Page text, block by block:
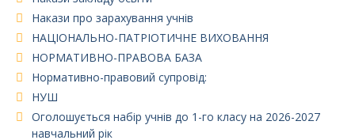
Накази про зарахування учнів
НАЦІОНАЛЬНО-ПАТРІОТИЧНЕ ВИХОВАННЯ
НОРМАТИВНО-ПРАВОВА БАЗА
Нормативно-правовий супровід:
НУШ
Оголошується набір учнів до 1-го класу на 2026-2027
навчальний рік